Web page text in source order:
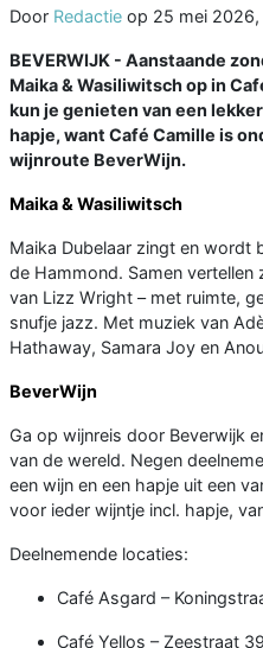
Door Redactie op 25 mei 2026,
BEVERWIJK - Aanstaande
Maika & Wasiliwitsch op in
kun je genieten van een
hapje, want Café Camille is
wijnroute BeverWijn.
Maika & Wasiliwitsch
Maika Dubelaar zingt en wordt
de Hammond. Samen vertellen
van Lizz Wright – met ruimte,
snufje jazz. Met muziek van
Hathaway, Samara Joy en
BeverWijn
Ga op wijnreis door Beverwijk
van de wereld. Negen
een wijn en een hapje uit een
voor ieder wijntje incl. hapje,
Deelnemende locaties:
Café Asgard –
Café Yellos – Zeestraat 39